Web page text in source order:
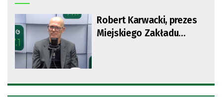
Robert Karwacki, prezes
Miejskiego Zakładu